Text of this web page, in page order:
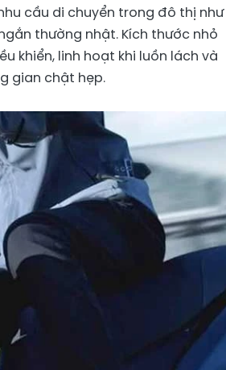
cầu di chuyển trong đô thị như
thường nhật. Kích thước nhỏ
khiển, linh hoạt khi luồn lách và
gian chật hẹp.